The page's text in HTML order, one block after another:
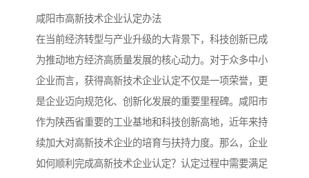
咸阳市高新技术企业认定办法
在当前经济转型与产业升级的大背景下，科技创新已成
为推动地方经济高质量发展的核心动力。对于众多中小
企业而言，获得高新技术企业认定不仅是一项荣誉，更
是企业迈向规范化、创新化发展的重要里程碑。咸阳市
作为陕西省重要的工业基地和科技创新高地，近年来持
续加大对高新技术企业的培育与扶持力度。那么，企业
如何顺利完成高新技术企业认定？认定过程中需要满足